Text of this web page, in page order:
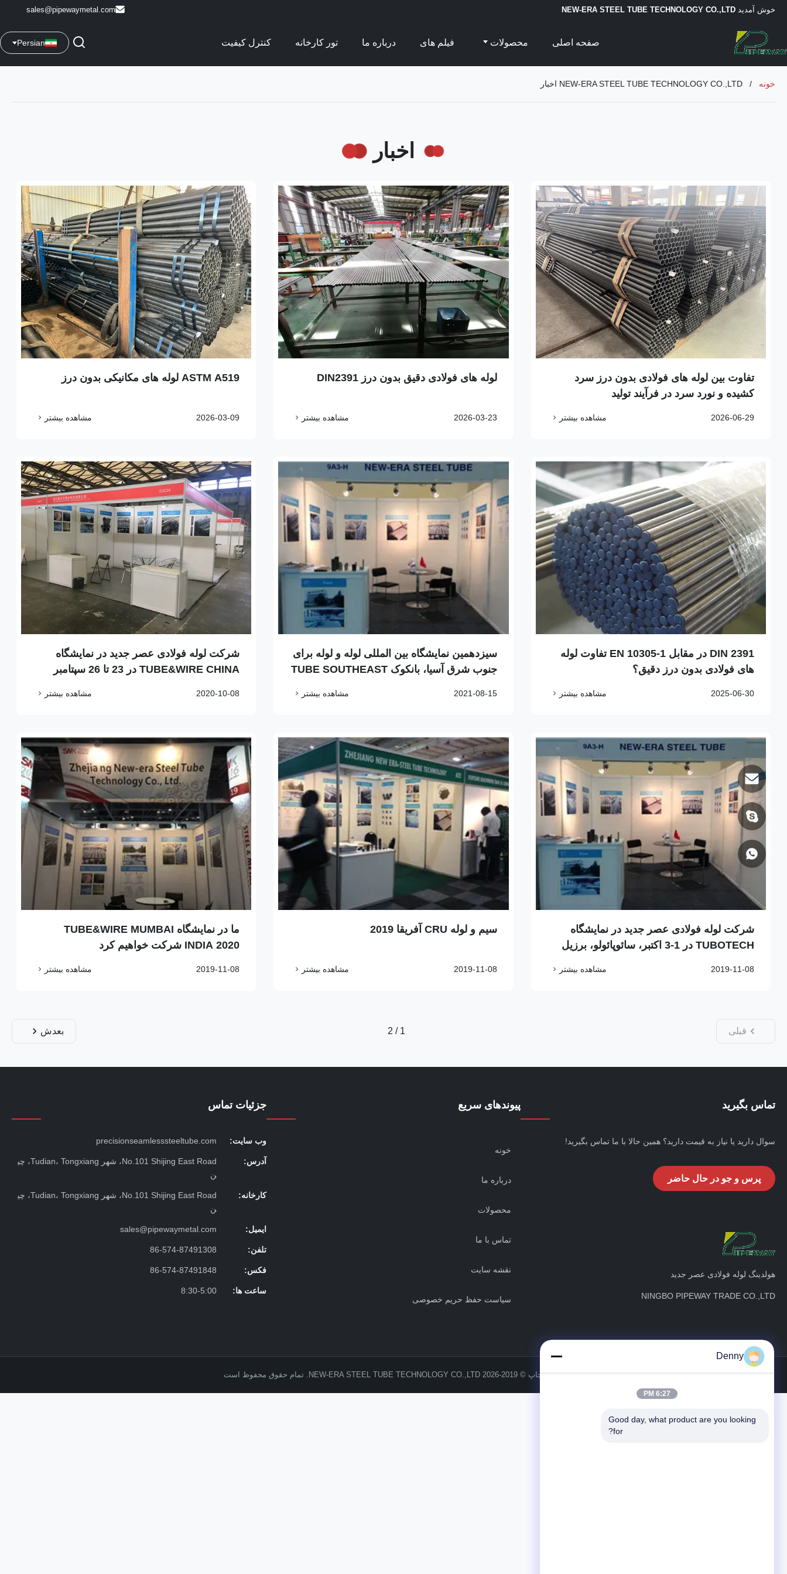
خوش آمدید NEW-ERA STEEL TUBE TECHNOLOGY CO.,LTD
sales@pipewaymetal.com
صفحه اصلی محصولات فیلم های درباره ما تور کارخانه کنترل کیفیت Persian
خونه / NEW-ERA STEEL TUBE TECHNOLOGY CO.,LTD اخبار
اخبار
تفاوت بین لوله های فولادی بدون درز سرد
کشیده و نورد سرد در فرآیند تولید
2026-06-29 مشاهده بیشتر
لوله های فولادی دقیق بدون درز DIN2391
2026-03-23 مشاهده بیشتر
ASTM A519 لوله های مکانیکی بدون درز
2026-03-09 مشاهده بیشتر
DIN 2391 در مقابل EN 10305-1 تفاوت لوله
های فولادی بدون درز دقیق؟
2025-06-30 مشاهده بیشتر
سیزدهمین نمایشگاه بین المللی لوله و لوله برای
جنوب شرق آسیا، بانکوک TUBE SOUTHEAST
2021-08-15 مشاهده بیشتر
شرکت لوله فولادی عصر جدید در نمایشگاه
TUBE&WIRE CHINA در 23 تا 26 سپتامبر
2020-10-08 مشاهده بیشتر
شرکت لوله فولادی عصر جدید در نمایشگاه
TUBOTECH در 1-3 اکتبر، سائوپائولو، برزیل
2019-11-08 مشاهده بیشتر
سیم و لوله CRU آفریقا 2019
2019-11-08 مشاهده بیشتر
ما در نمایشگاه TUBE&WIRE MUMBAI
INDIA 2020 شرکت خواهیم کرد
2019-11-08 مشاهده بیشتر
قبلی 1 / 2 بعدش
تماس بگیرید
سوال دارید یا نیاز به قیمت دارید؟ همین حالا با ما تماس بگیرید!
پرس و جو در حال حاضر
هولدینگ لوله فولادی عصر جدید
NINGBO PIPEWAY TRADE CO.,LTD
پیوندهای سریع
خونه
درباره ما
محصولات
تماس با ما
نقشه سایت
سیاست حفظ حریم خصوصی
جزئیات تماس
وب سایت: precisionseamlesssteeltube.com
آدرس:
No.101 Shijing East Road، شهر Tudian، Tongxiang، چی
ن
کارخانه:
No.101 Shijing East Road، شهر Tudian، Tongxiang، چی
ن
ایمیل: sales@pipewaymetal.com
تلفن: 86-574-87491308
فکس: 86-574-87491848
ساعت ها: 8:30-5:00
حقوق چاپ © 2019-2026 NEW-ERA STEEL TUBE TECHNOLOGY CO.,LTD. تمام حقوق محفوظ است
Denny
6:27 PM
Good day, what product are you looking
for?